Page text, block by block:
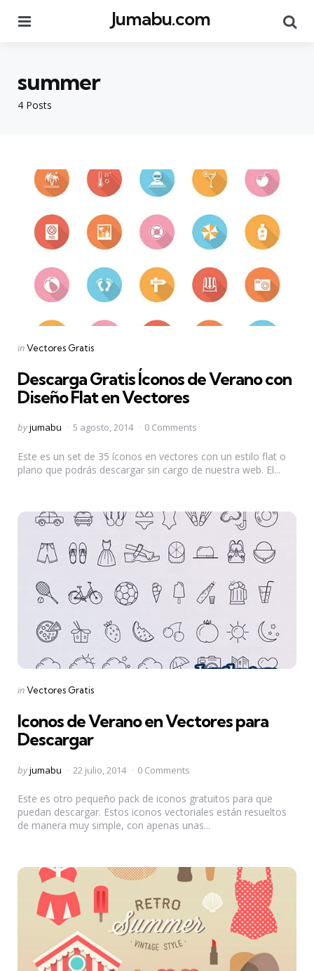
Jumabu.com
4 Posts
summer
Categories
Posted
inVectores Gratis
Descarga Gratis Íconos de Verano con
Diseño Flat en Vectores
Posted
byjumabu 5 agosto, 2014 0 Comments
Este es un set de 35 íconos en vectores con un estilo flat o
plano que podrás descargar sin cargo de nuestra web. El...
Categories
Posted
inVectores Gratis
Iconos de Verano en Vectores para
Descargar
Posted
byjumabu 22 julio, 2014 0 Comments
Este es otro pequeño pack de iconos gratuitos para que
puedan descargar. Estos iconos vectoriales están resueltos
de manera muy simple, con apenas unas...